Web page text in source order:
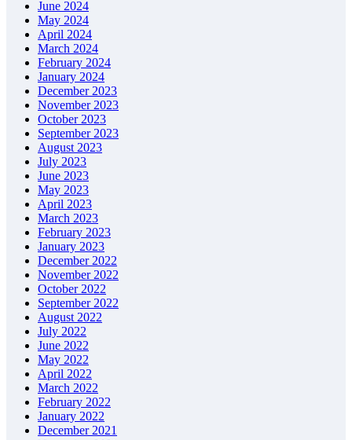
June 2024
May 2024
April 2024
March 2024
February 2024
January 2024
December 2023
November 2023
October 2023
September 2023
August 2023
July 2023
June 2023
May 2023
April 2023
March 2023
February 2023
January 2023
December 2022
November 2022
October 2022
September 2022
August 2022
July 2022
June 2022
May 2022
April 2022
March 2022
February 2022
January 2022
December 2021